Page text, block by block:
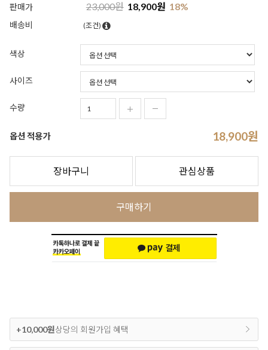
판매가 23,000원 18,900원 18%
배송비 (조건)
색상
사이즈
수량
옵션 적용가 18,900원
장바구니 관심상품
구매하기
+10,000원상당의 회원가입 혜택